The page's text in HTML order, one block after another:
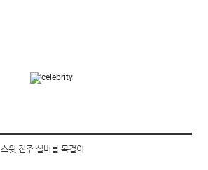
스윗 진주 실버볼 목걸이